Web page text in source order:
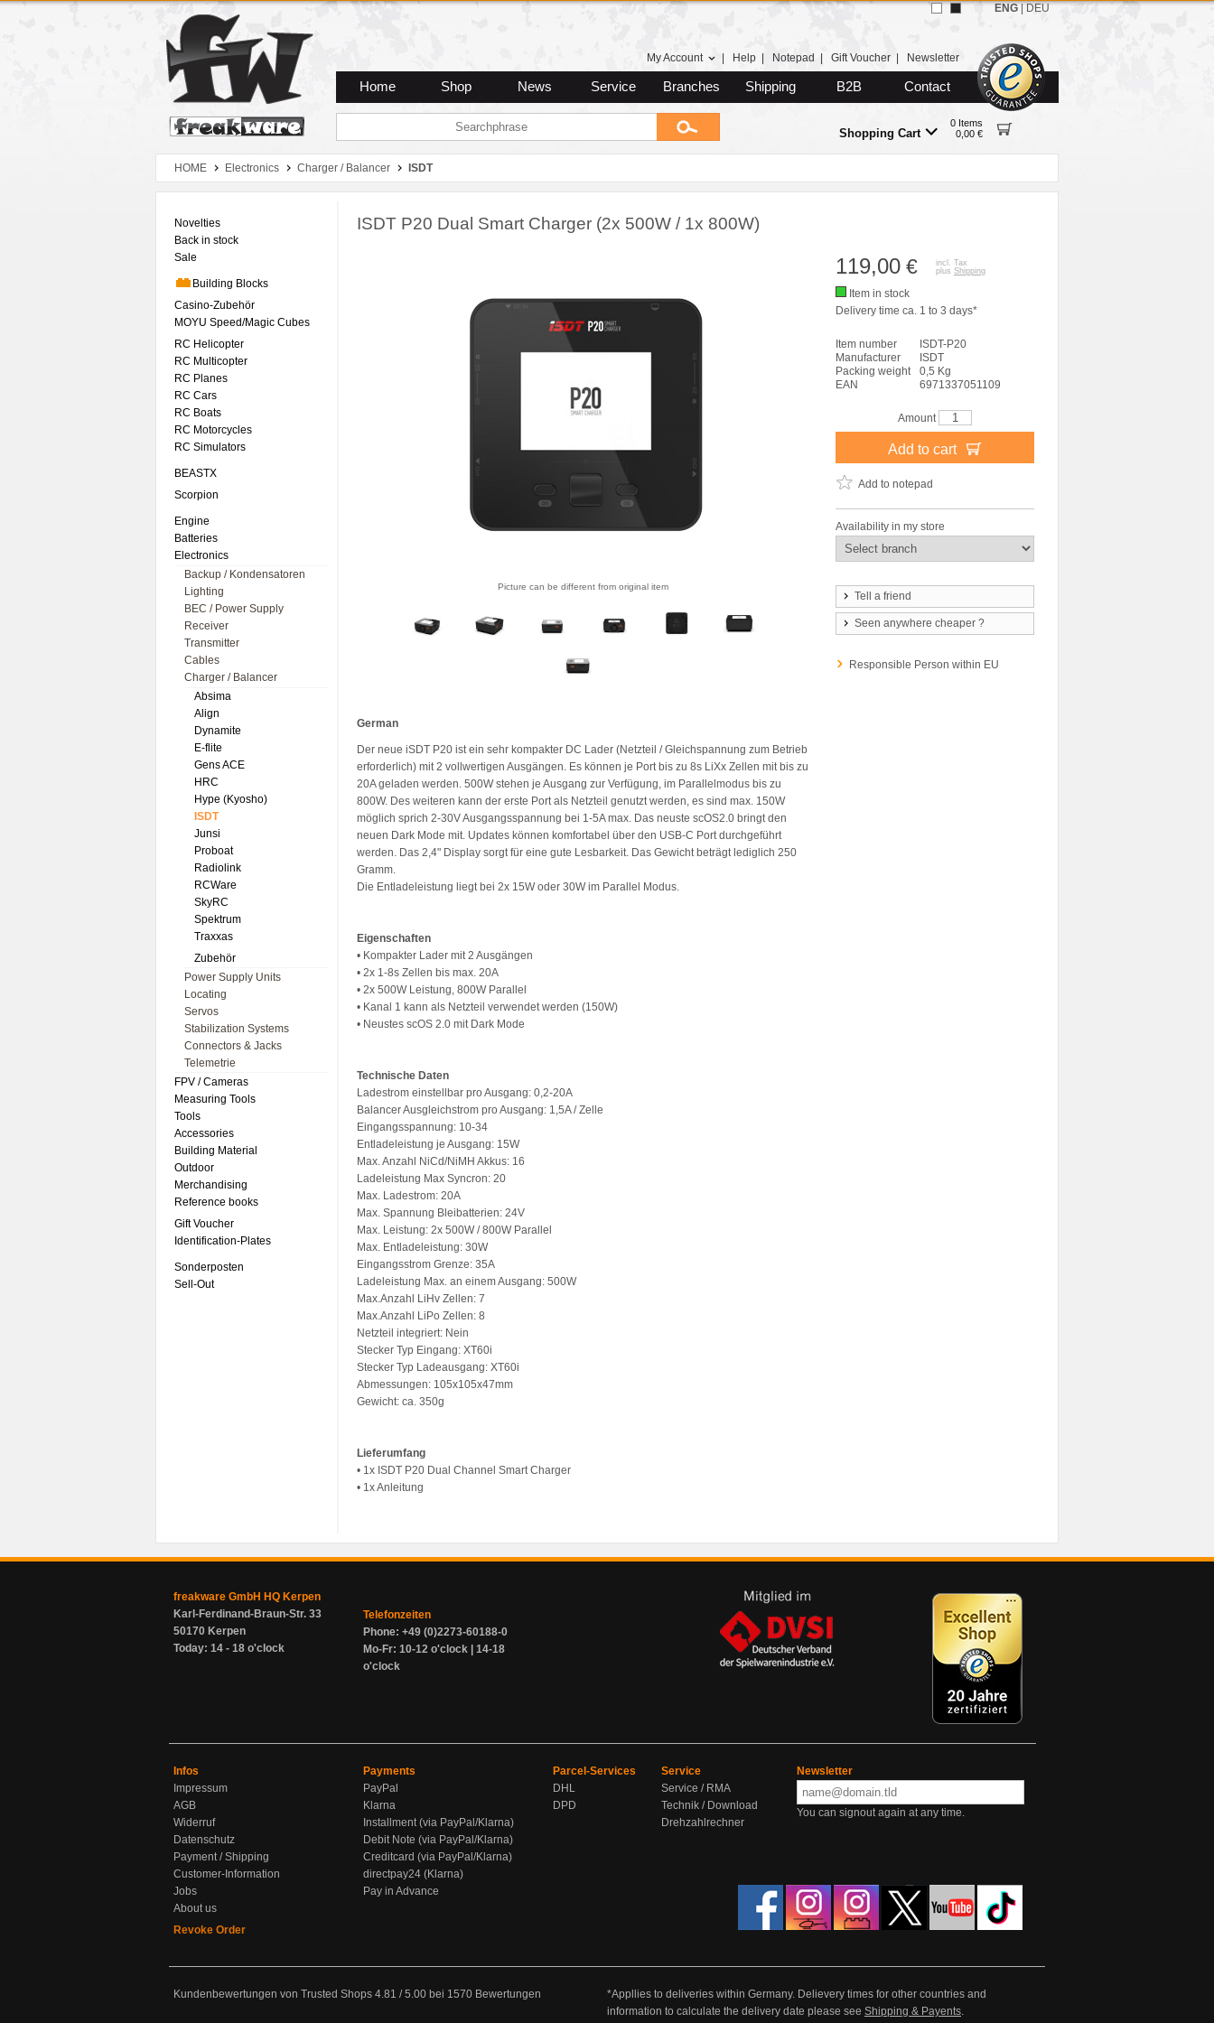
Zum Hauptmenue
Zum Seiteninhalt
Zum Warenkob
My Account Help Notepad Gift Voucher Newsletter
Home Shop News Service Branches Shipping B2B Contact
Shopping Cart
0 Items
0,00 €
ENG DEU
HOME Electronics Charger / Balancer ISDT
Novelties
Back in stock
Sale
Building Blocks
Casino-Zubehör
MOYU Speed/Magic Cubes
RC Helicopter
RC Multicopter
RC Planes
RC Cars
RC Boats
RC Motorcycles
RC Simulators
BEASTX
Scorpion
Engine
Batteries
Electronics
Backup / Kondensatoren
Lighting
BEC / Power Supply
Receiver
Transmitter
Cables
Charger / Balancer
Absima
Align
Dynamite
E-flite
Gens ACE
HRC
Hype (Kyosho)
ISDT
Junsi
Proboat
Radiolink
RCWare
SkyRC
Spektrum
Traxxas
Zubehör
Power Supply Units
Locating
Servos
Stabilization Systems
Connectors & Jacks
Telemetrie
FPV / Cameras
Measuring Tools
Tools
Accessories
Building Material
Outdoor
Merchandising
Reference books
Gift Voucher
Identification-Plates
Sonderposten
Sell-Out
ISDT P20 Dual Smart Charger (2x 500W / 1x 800W)
Picture can be different from original item
German
Der neue iSDT P20 ist ein sehr kompakter DC Lader (Netzteil / Gleichspannung zum Betrieb
erforderlich) mit 2 vollwertigen Ausgängen. Es können je Port bis zu 8s LiXx Zellen mit bis zu
20A geladen werden. 500W stehen je Ausgang zur Verfügung, im Parallelmodus bis zu
800W. Des weiteren kann der erste Port als Netzteil genutzt werden, es sind max. 150W
möglich sprich 2-30V Ausgangsspannung bei 1-5A max. Das neuste scOS2.0 bringt den
neuen Dark Mode mit. Updates können komfortabel über den USB-C Port durchgeführt
werden. Das 2,4" Display sorgt für eine gute Lesbarkeit. Das Gewicht beträgt lediglich 250
Gramm.
Die Entladeleistung liegt bei 2x 15W oder 30W im Parallel Modus.
Eigenschaften
• Kompakter Lader mit 2 Ausgängen
• 2x 1-8s Zellen bis max. 20A
• 2x 500W Leistung, 800W Parallel
• Kanal 1 kann als Netzteil verwendet werden (150W)
• Neustes scOS 2.0 mit Dark Mode
Technische Daten
Ladestrom einstellbar pro Ausgang: 0,2-20A
Balancer Ausgleichstrom pro Ausgang: 1,5A / Zelle
Eingangsspannung: 10-34
Entladeleistung je Ausgang: 15W
Max. Anzahl NiCd/NiMH Akkus: 16
Ladeleistung Max Syncron: 20
Max. Ladestrom: 20A
Max. Spannung Bleibatterien: 24V
Max. Leistung: 2x 500W / 800W Parallel
Max. Entladeleistung: 30W
Eingangsstrom Grenze: 35A
Ladeleistung Max. an einem Ausgang: 500W
Max.Anzahl LiHv Zellen: 7
Max.Anzahl LiPo Zellen: 8
Netzteil integriert: Nein
Stecker Typ Eingang: XT60i
Stecker Typ Ladeausgang: XT60i
Abmessungen: 105x105x47mm
Gewicht: ca. 350g
Lieferumfang
• 1x ISDT P20 Dual Channel Smart Charger
• 1x Anleitung
119,00 €
incl. Tax
plus Shipping
Item in stock
Delivery time ca. 1 to 3 days*
Item number
ISDT-P20
Manufacturer
ISDT
Packing weight
0,5 Kg
EAN
6971337051109
Amount
Add to cart
Add to notepad
Availability in my store
Tell a friend
Seen anywhere cheaper ?
Responsible Person within EU
freakware GmbH HQ Kerpen
Karl-Ferdinand-Braun-Str. 33
50170 Kerpen
Today: 14 - 18 o'clock
Telefonzeiten
Phone: +49 (0)2273-60188-0
Mo-Fr: 10-12 o'clock | 14-18
o'clock
Infos
Impressum
AGB
Widerruf
Datenschutz
Payment / Shipping
Customer-Information
Jobs
About us
Revoke Order
Payments
PayPal
Klarna
Installment (via PayPal/Klarna)
Debit Note (via PayPal/Klarna)
Creditcard (via PayPal/Klarna)
directpay24 (Klarna)
Pay in Advance
Parcel-Services
DHL
DPD
Service
Service / RMA
Technik / Download
Drehzahlrechner
Newsletter
You can signout again at any time.
Kundenbewertungen von Trusted Shops 4.81 /5.00 bei 1570 Bewertungen
*Appllies to deliveries within Germany. Delievery times for other countries and
information to calculate the delivery date please see Shipping & Payents.